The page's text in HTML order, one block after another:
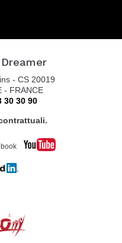
SRL
- CS 20019
- FRANCE
30 30 90